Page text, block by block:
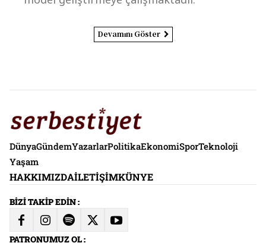
Devamını Göster
DünyaGündemYazarlarPolitikaEkonomiSporTeknoloji
Yaşam
HAKKIMIZDAİLETIŞIMKÜNYE
BİZİ TAKİP EDİN :
PATRONUMUZ OL :